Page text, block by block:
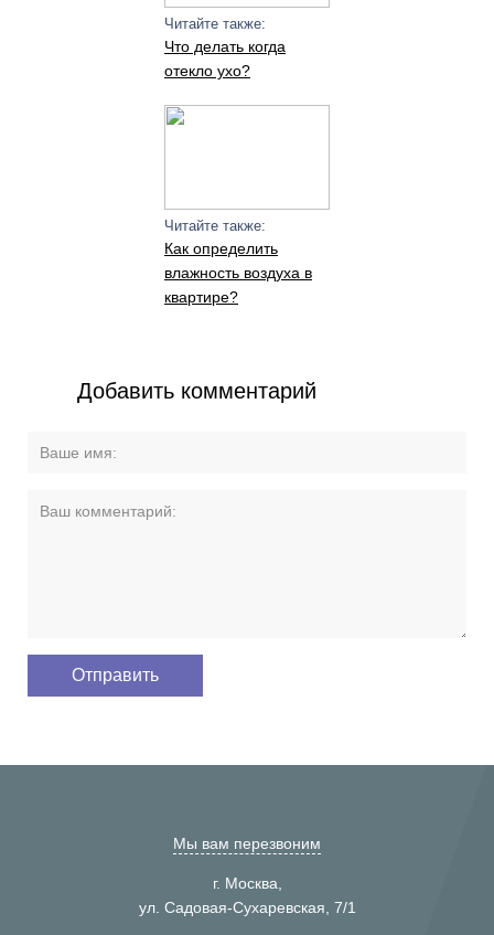
Читайте также:
Что делать когда
отекло ухо?
Читайте также:
Как определить
влажность воздуха в
квартире?
Добавить комментарий
Мы вам перезвоним
г. Москва,
ул. Садовая-Сухаревская, 7/1